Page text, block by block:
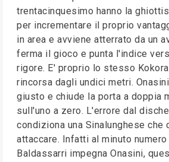
trentacinquesimo hanno la
per incrementare il proprio
in area e avviene atterrato da un
ferma il gioco e punta l'indice
rigore. E' proprio lo stesso
rincorsa dagli undici metri.
giusto e chiude la porta a doppia
sull'uno a zero. L'errore dal
condiziona una Sinalunghese che
attaccare. Infatti al minuto numero
Baldassarri impegna Onasini,